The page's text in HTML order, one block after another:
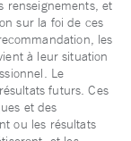
renseignements, et
sur la foi de ces
les
à leur situation
Le
futurs. Ces
et des
ou les résultats